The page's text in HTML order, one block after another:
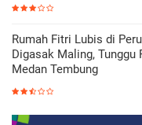
Rumah Fitri Lubis di
Digasak Maling,
Medan Tembung